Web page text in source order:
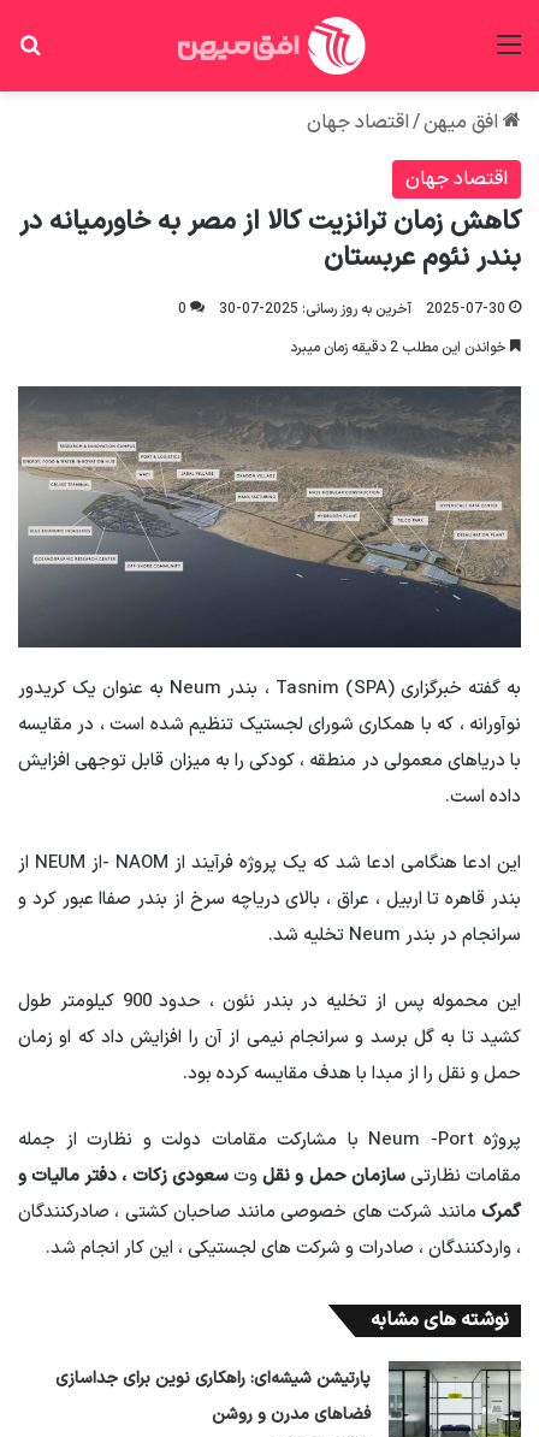
افق میهن/اقتصاد جهان
اقتصاد جهان
کاهش زمان ترانزیت کالا از مصر به خاورمیانه در
بندر نئوم عربستان
2025-07-30 آخرین به روز رسانی: 2025-07-30
0
خواندن این مطلب 2 دقیقه زمان میبرد
به گفته خبرگزاری Tasnim (SPA) ، بندر Neum به عنوان یک کریدور
نوآورانه ، که با همکاری شورای لجستیک تنظیم شده است ، در مقایسه
با دریاهای معمولی در منطقه ، کودکی را به میزان قابل توجهی افزایش
داده است.
این ادعا هنگامی ادعا شد که یک پروژه فرآیند از NAOM -از NEUM از
بندر قاهره تا اربیل ، عراق ، بالای دریاچه سرخ از بندر صفاا عبور کرد و
سرانجام در بندر Neum تخلیه شد.
این محموله پس از تخلیه در بندر نئون ، حدود 900 کیلومتر طول
کشید تا به گل برسد و سرانجام نیمی از آن را افزایش داد که او زمان
حمل و نقل را از مبدا با هدف مقایسه کرده بود.
پروژه Neum -Port با مشارکت مقامات دولت و نظارت از جمله
مقامات نظارتیسازمان حمل و نقلوتسعودی زکات ، دفتر مالیات و
گمرک مانند شرکت های خصوصی مانند صاحبان کشتی ، صادرکنندگان
، واردکنندگان ، صادرات و شرکت های لجستیکی ، این کار انجام شد.
نوشته های مشابه
پارتیشن شیشه‌ای: راهکاری نوین برای جداسازی
فضاهای مدرن و روشن